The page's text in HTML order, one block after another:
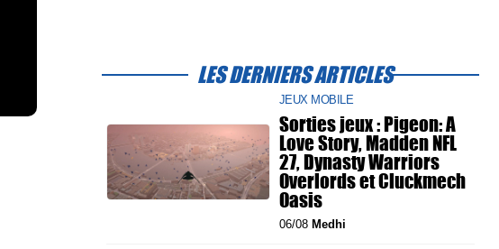
LES DERNIERS ARTICLES
JEUX MOBILE
Sorties jeux : Pigeon: A
Love Story, Madden NFL
27, Dynasty Warriors
Overlords et Cluckmech
Oasis
06/08 Medhi